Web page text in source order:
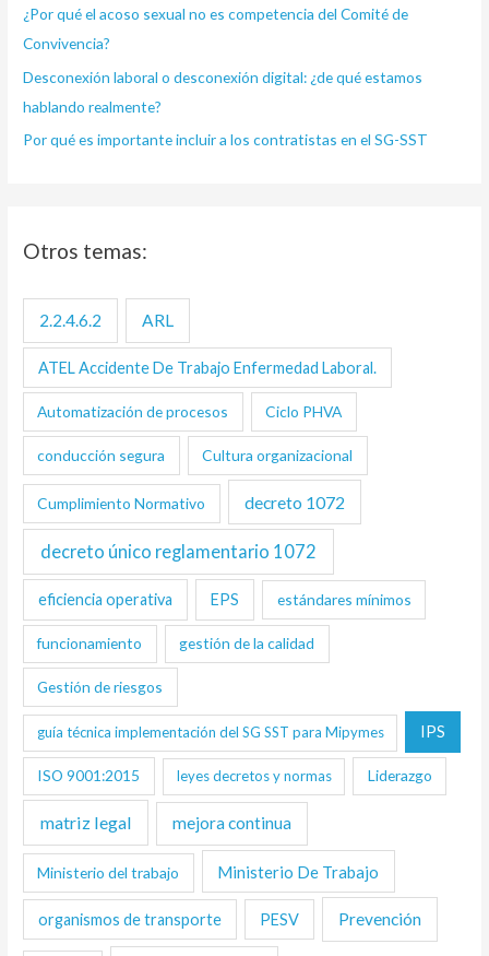
r
:
¿Por qué el acoso sexual no es competencia del Comité de
Convivencia?
Desconexión laboral o desconexión digital: ¿de qué estamos
hablando realmente?
Por qué es importante incluir a los contratistas en el SG-SST
Otros temas:
2.2.4.6.2 ARL
ATEL Accidente De Trabajo Enfermedad Laboral.
Automatización de procesos Ciclo PHVA
conducción segura Cultura organizacional
Cumplimiento Normativo decreto 1072
decreto único reglamentario 1072
eficiencia operativa EPS estándares mínimos
funcionamiento gestión de la calidad
Gestión de riesgos
guía técnica implementación del SG SST para Mipymes IPS
ISO 9001:2015 leyes decretos y normas Liderazgo
matriz legal mejora continua
Ministerio del trabajo Ministerio De Trabajo
organismos de transporte PESV Prevención